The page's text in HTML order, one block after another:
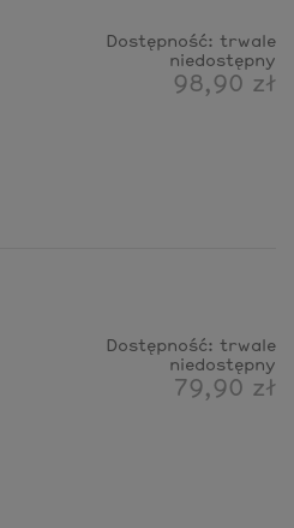
Dostępność: trwale
niedostępny
98,90 zł
Dostępność: trwale
niedostępny
79,90 zł